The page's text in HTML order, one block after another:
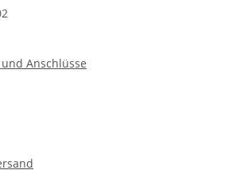
Anschlüsse